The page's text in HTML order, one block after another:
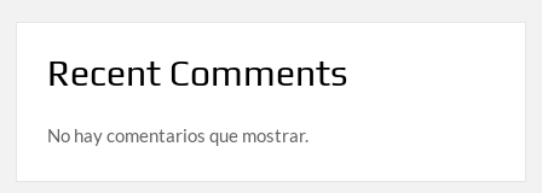
Recent Comments
No hay comentarios que mostrar.